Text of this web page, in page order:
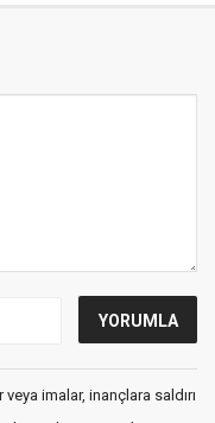
imalar, inançlara saldırı